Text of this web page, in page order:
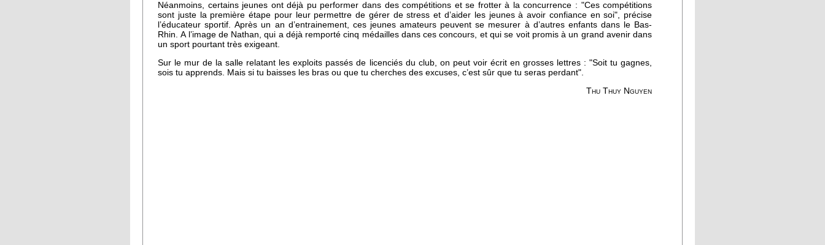
Néanmoins, certains jeunes ont déjà pu performer dans des compétitions et se frotter à la concurrence : "Ces compétitions
sont juste la première étape pour leur permettre de gérer de stress et d’aider les jeunes à avoir confiance en soi", précise
l’éducateur sportif. Après un an d’entrainement, ces jeunes amateurs peuvent se mesurer à d’autres enfants dans le Bas-
Rhin. A l’image de Nathan, qui a déjà remporté cinq médailles dans ces concours, et qui se voit promis à un grand avenir dans
un sport pourtant très exigeant.
Sur le mur de la salle relatant les exploits passés de licenciés du club, on peut voir écrit en grosses lettres : "Soit tu gagnes,
sois tu apprends. Mais si tu baisses les bras ou que tu cherches des excuses, c’est sûr que tu seras perdant".
Thu Thuy Nguyen